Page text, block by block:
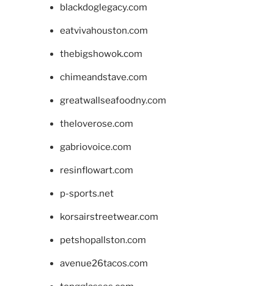
blackdoglegacy.com
eatvivahouston.com
thebigshowok.com
chimeandstave.com
greatwallseafoodny.com
theloverose.com
gabriovoice.com
resinflowart.com
p-sports.net
korsairstreetwear.com
petshopallston.com
avenue26tacos.com